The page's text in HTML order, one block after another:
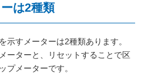
は2種類
示すメーターは2種類あります。
ーターと、リセットすることで区
プメーターです。